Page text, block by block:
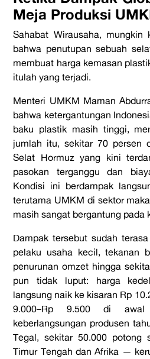
Meja Produksi
Sahabat Wirausaha, mungkin
bahwa penutupan sebuah
membuat harga kemasan
itulah yang terjadi.
Menteri UMKM Maman
bahwa ketergantungan
baku plastik masih tinggi,
jumlah itu, sekitar 70 persen
Selat Hormuz yang kini
pasokan terganggu dan
Kondisi ini berdampak
terutama UMKM di sektor
masih sangat bergantung pada
Dampak tersebut sudah
pelaku usaha kecil, tekanan
penurunan omzet hingga
pun tidak luput: harga
langsung naik ke kisaran Rp
9.000–Rp 9.500 di awal
keberlangsungan produsen
Tegal, sekitar 50.000 potong
Timur Tengah dan Afrika —